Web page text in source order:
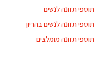
תוספי תזונה לנשים
תוספי תזונה לנשים בהריון
תוספי תזונה מומלצים